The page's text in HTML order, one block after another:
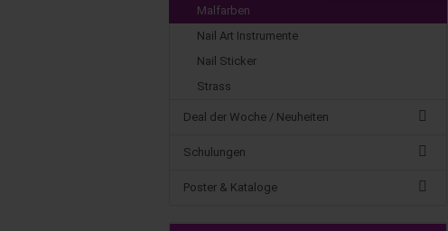
Malfarben
Nail Art Instrumente
Nail Sticker
Strass
Deal der Woche / Neuheiten
Schulungen
Poster & Kataloge